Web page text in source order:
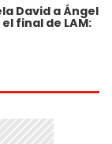
David a Ángel
final de LAM: